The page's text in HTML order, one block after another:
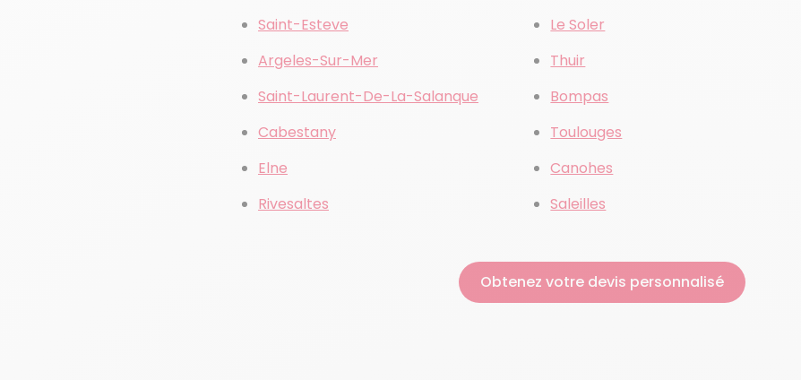
Saint-Esteve
Argeles-Sur-Mer
Saint-Laurent-De-La-Salanque
Cabestany
Elne
Rivesaltes
Le Soler
Thuir
Bompas
Toulouges
Canohes
Saleilles
Obtenez votre devis personnalisé